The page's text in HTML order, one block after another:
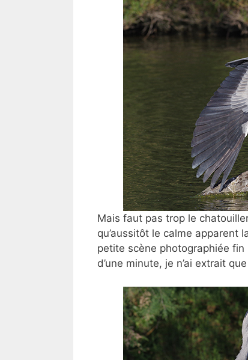
Mais faut pas trop le
qu’aussitôt le calme apparent
petite scène photographiée
d’une minute, je n’ai extrait